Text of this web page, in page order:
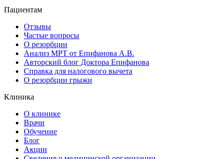
Пациентам
Отзывы
Частые вопросы
О резорбции
Анализ МРТ от Епифанова А.В.
Авторский блог Доктора Епифанова
Справка для налогового вычета
О резорбции грыжи
Клиника
О клинике
Врачи
Обучение
Блог
Акции